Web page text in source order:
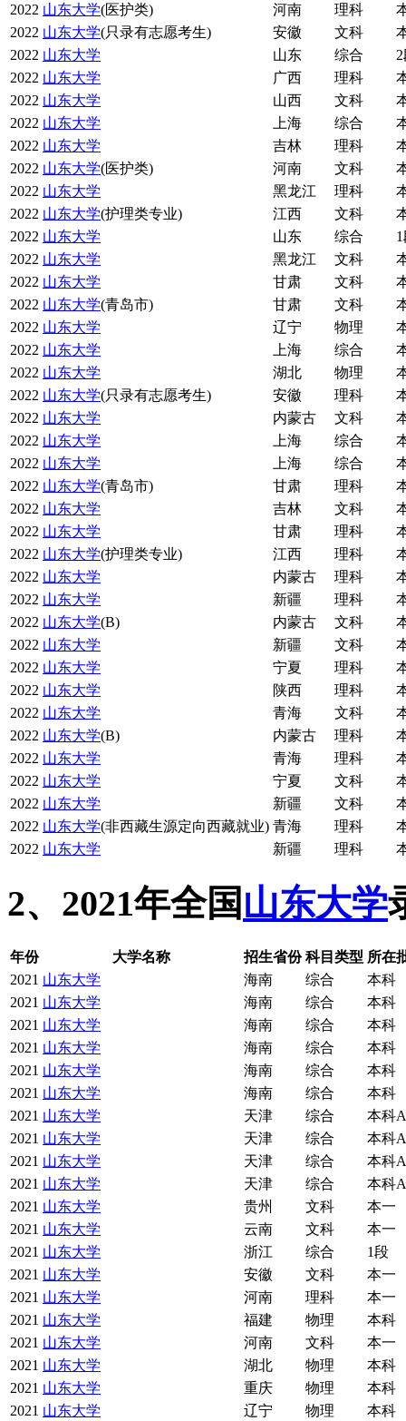
2022 山东大学(医护类) 河南 理科
2022 山东大学(只录有志愿考生) 安徽 文科
2022 山东大学 山东 综合
2022 山东大学 广西 理科
2022 山东大学 山西 文科
2022 山东大学 上海 综合
2022 山东大学 吉林 理科
2022 山东大学(医护类) 河南 文科
2022 山东大学 黑龙江 理科
2022 山东大学(护理类专业) 江西 文科
2022 山东大学 山东 综合
2022 山东大学 黑龙江 文科
2022 山东大学 甘肃 文科
2022 山东大学(青岛市) 甘肃 文科
2022 山东大学 辽宁 物理
2022 山东大学 上海 综合
2022 山东大学 湖北 物理
2022 山东大学(只录有志愿考生) 安徽 理科
2022 山东大学 内蒙古 文科
2022 山东大学 上海 综合
2022 山东大学 上海 综合
2022 山东大学(青岛市) 甘肃 理科
2022 山东大学 吉林 文科
2022 山东大学 甘肃 理科
2022 山东大学(护理类专业) 江西 理科
2022 山东大学 内蒙古 理科
2022 山东大学 新疆 理科
2022 山东大学(B) 内蒙古 文科
2022 山东大学 新疆 文科
2022 山东大学 宁夏 理科
2022 山东大学 陕西 理科
2022 山东大学 青海 文科
2022 山东大学(B) 内蒙古 理科
2022 山东大学 青海 理科
2022 山东大学 宁夏 文科
2022 山东大学 新疆 文科
2022 山东大学(非西藏生源定向西藏就业) 青海 理科
2022 山东大学 新疆 理科
2、2021年全国 山东大学
年份 大学名称 招生省份 科目类型 所在
2021 山东大学 海南 综合
本科
2021 山东大学 海南 综合
本科
2021 山东大学 海南 综合
本科
2021 山东大学 海南 综合
本科
2021 山东大学 海南 综合
本科
2021 山东大学 海南 综合
本科
2021 山东大学 天津 综合
本科A
2021 山东大学 天津 综合
本科A
2021 山东大学 天津 综合
本科A
2021 山东大学 天津 综合
本科A
2021 山东大学 贵州 文科
本一
2021 山东大学 云南 文科
本一
2021 山东大学 浙江 综合
1段
2021 山东大学 安徽 文科
本一
2021 山东大学 河南 理科
本一
2021 山东大学 福建 物理
本科
2021 山东大学 河南 文科
本一
2021 山东大学 湖北 物理
本科
2021 山东大学 重庆 物理
本科
2021 山东大学 辽宁 物理 本科